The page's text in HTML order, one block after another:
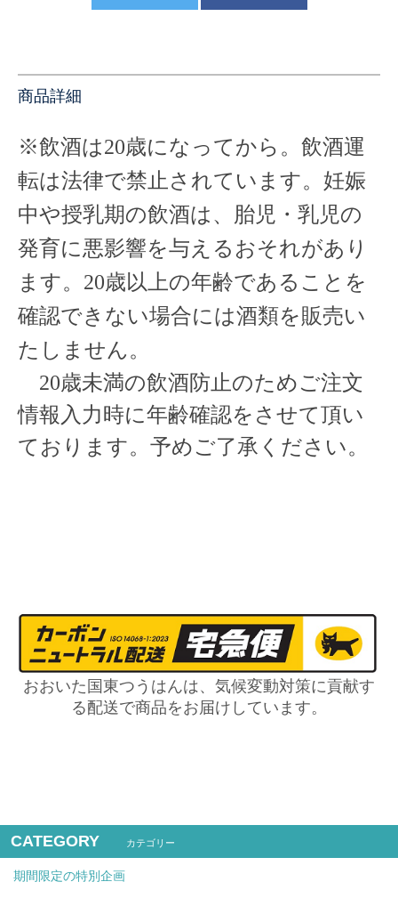
商品詳細
※飲酒は20歳になってから。飲酒運
転は法律で禁止されています。 妊娠
中や授乳期の飲酒は、胎児・乳児の
発育に悪影響を与えるおそれがあり
ます。 20歳以上の年齢であることを
確認できない場合には酒類を販売い
たしません。
20歳未満の飲酒防止のためご注文
情報入力時に年齢確認をさせて頂い
ております。予めご了承ください。
おおいた国東つうはんは、気候変動対策に貢献す
る配送で商品をお届けしています。
CATEGORY カテゴリー
期間限定の特別企画